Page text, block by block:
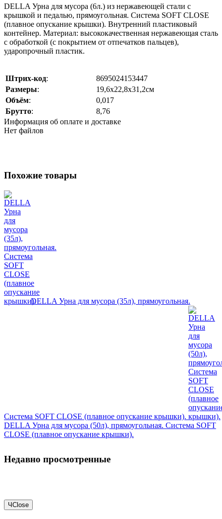
DELLA Урна для мусора (6л.) из нержавеющей стали с
крышкой и педалью, прямоугольная. Система SOFT CLOSE
(плавное опускание крышки). Внутренний пластиковый
контейнер. Материал: высококачественная нержавеющая сталь
с обработкой (с покрытием от отпечатков пальцев),
ударопрочный пластик.
Штрих-код:
8695024153447
Размеры:
19,6х22,8х31,2см
Объём:
0,017
Брутто:
8,76
Информация об оплате и доставке
Нет файлов
Похожие товары
DELLA Урна для мусора (35л), прямоугольная.
Система SOFT CLOSE (плавное опускание крышки).
DELLA Урна для мусора (50л), прямоугольная. Система SOFT
CLOSE (плавное опускание крышки).
Недавно просмотренные
ЧClose